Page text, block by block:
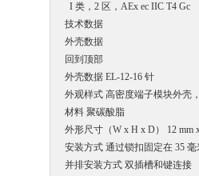
I 类，2 区，AEx ec IIC T4 Gc
技术数据
外壳数据
回到顶部
外壳数据 EL-12-16 针
外观样式 高密度端子模块外壳
材料 聚碳酸脂
外形尺寸（W x H x D） 12 mm
安装方式 通过锁扣固定在 35
并排安装方式 双插槽和键连接